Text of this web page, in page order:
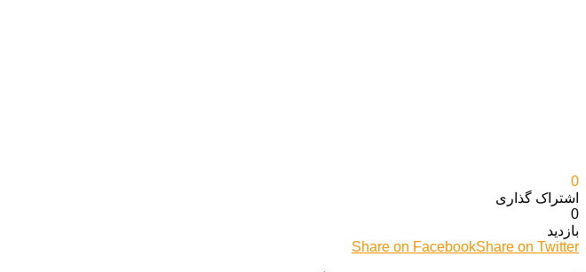
0
اشتراک گذاری‌
0
بازدید
Share on FacebookShare on Twitter